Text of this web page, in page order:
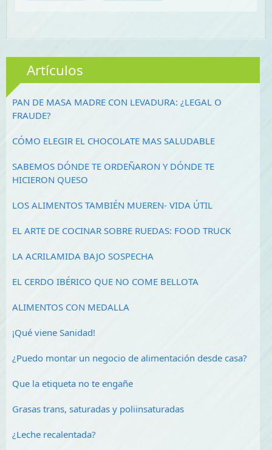
Artículos
PAN DE MASA MADRE CON LEVADURA: ¿LEGAL O
FRAUDE?
CÓMO ELEGIR EL CHOCOLATE MAS SALUDABLE
SABEMOS DÓNDE TE ORDEÑARON Y DÓNDE TE
HICIERON QUESO
LOS ALIMENTOS TAMBIÉN MUEREN- VIDA ÚTIL
EL ARTE DE COCINAR SOBRE RUEDAS: FOOD TRUCK
LA ACRILAMIDA BAJO SOSPECHA
EL CERDO IBÉRICO QUE NO COME BELLOTA
ALIMENTOS CON MEDALLA
¡Qué viene Sanidad!
¿Puedo montar un negocio de alimentación desde casa?
Que la etiqueta no te engañe
Grasas trans, saturadas y poliinsaturadas
¿Leche recalentada?